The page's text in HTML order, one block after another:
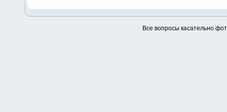
Все вопросы касательно